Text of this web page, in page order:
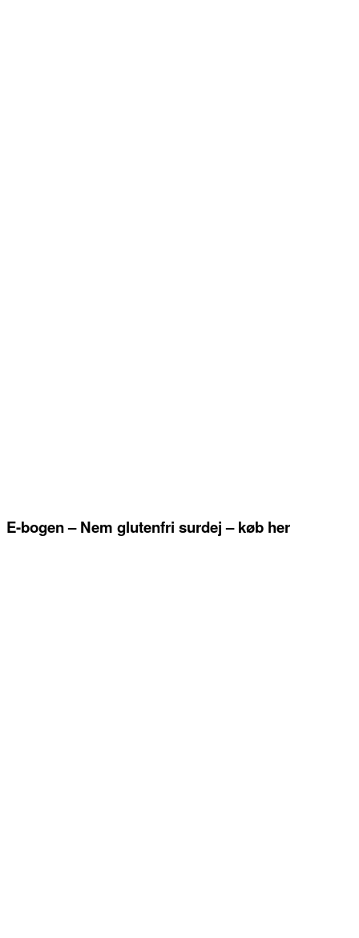
E-bogen – Nem glutenfri surdej – køb her